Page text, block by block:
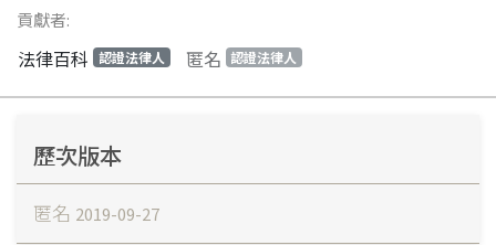
貢獻者:
法律百科 認證法律人 匿名 認證法律人
歷次版本
匿名 2019-09-27